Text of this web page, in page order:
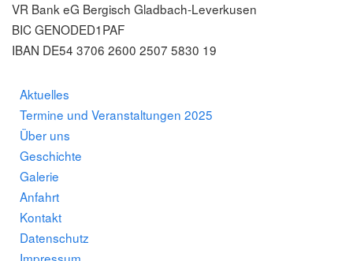
VR Bank eG Bergisch Gladbach-Leverkusen
BIC GENODED1PAF
IBAN DE54 3706 2600 2507 5830 19
Aktuelles
Termine und Veranstaltungen 2025
Über uns
Geschichte
Galerie
Anfahrt
Kontakt
Datenschutz